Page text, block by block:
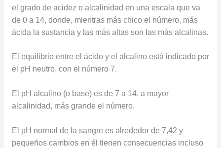
el grado de acidez o alcalinidad en una escala que va
de 0 a 14, donde, mientras más chico el número, más
ácida la sustancia y las más altas son las más alcalinas.
El equilibrio entre el ácido y el alcalino está indicado por
el pH neutro, con el número 7.
El pH alcalino (o base) es de 7 a 14, a mayor
alcalinidad, más grande el número.
El pH normal de la sangre es alrededor de 7,42 y
pequeños cambios en él tienen consecuencias incluso